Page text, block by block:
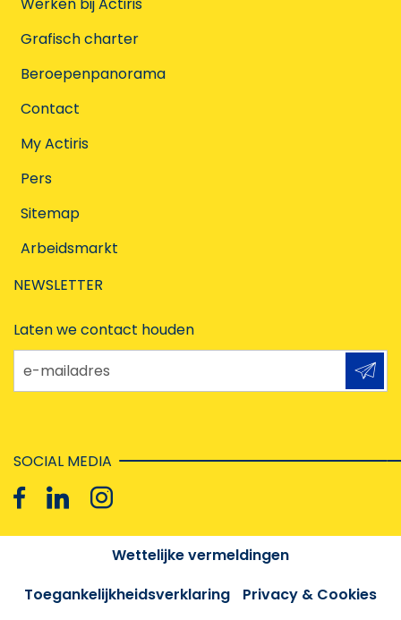
Grafisch charter
Beroepenpanorama
Contact
My Actiris
Pers
Sitemap
Arbeidsmarkt
NEWSLETTER
Laten we contact houden
e-mailadres
SOCIAL MEDIA
Wettelijke vermeldingen
Toegankelijkheidsverklaring
Privacy & Cookies